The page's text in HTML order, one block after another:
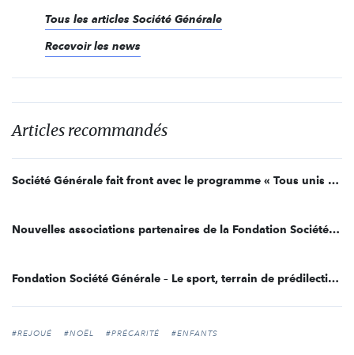
Tous les articles Société Générale
Recevoir les news
Articles recommandés
Société Générale fait front avec le programme « Tous unis contre le virus »
Nouvelles associations partenaires de la Fondation Société Générale
Fondation Société Générale – Le sport, terrain de prédilection pour l’éducation
#REJOUÉ #NOËL #PRÉCARITÉ #ENFANTS